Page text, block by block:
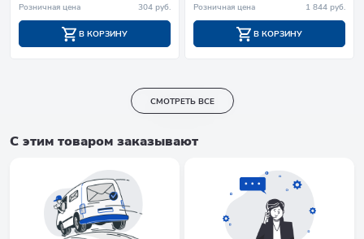
Розничная цена
304 руб.
В КОРЗИНУ
Розничная цена
1 844 руб.
В КОРЗИНУ
СМОТРЕТЬ ВСЕ
С этим товаром заказывают